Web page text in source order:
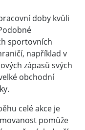
doby kvůli
sportovních
například v
zápasů svých
obchodní
celé akce je
pomůže